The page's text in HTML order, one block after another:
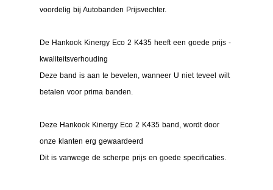
voordelig bij Autobanden Prijsvechter.
De Hankook Kinergy Eco 2 K435 heeft een goede prijs -
kwaliteitsverhouding
Deze band is aan te bevelen, wanneer U niet teveel wilt
betalen voor prima banden.
Deze Hankook Kinergy Eco 2 K435 band, wordt door
onze klanten erg gewaardeerd
Dit is vanwege de scherpe prijs en goede specificaties.